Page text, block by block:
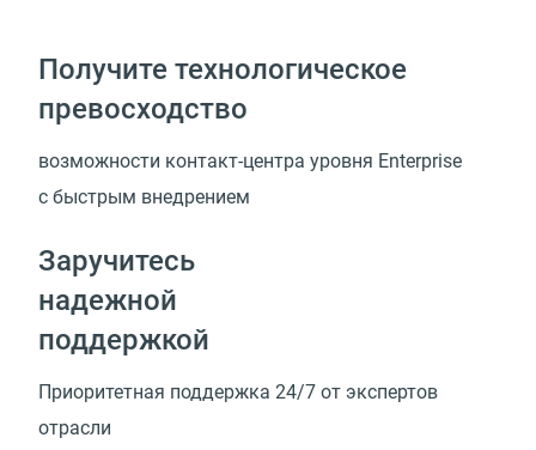
Получите технологическое
превосходство
возможности контакт-центра уровня Enterprise
с быстрым внедрением
Заручитесь
надежной
поддержкой
Приоритетная поддержка 24/7 от экспертов
отрасли